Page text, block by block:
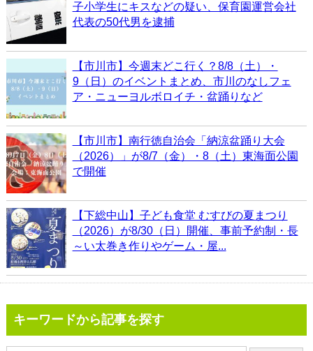
子小学生にキスなどの疑い、保育園運営会社
代表の50代男を逮捕
【市川市】今週末どこ行く？8/8（土）・
9（日）のイベントまとめ、市川のなしフェ
ア・ニューヨルボロイチ・盆踊りなど
【市川市】南行徳自治会「納涼盆踊り大会
（2026）」が8/7（金）・8（土）東海面公園
で開催
【下総中山】子ども食堂 むすびの夏まつり
（2026）が8/30（日）開催、事前予約制・長
～い太巻き作りやゲーム・屋...
キーワードから記事を探す